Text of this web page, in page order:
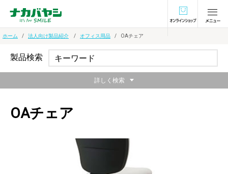
オンラインショ
ホーム 法人向け製品紹介 オフィス用品 OAチェア
OAチェア
製品検索
詳しく検索